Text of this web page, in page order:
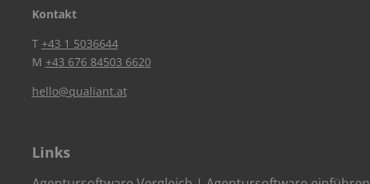
Kontakt
T +43 1 5036644
M +43 676 84503 6620
hello@qualiant.at
Links